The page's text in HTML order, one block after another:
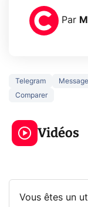
Par
Telegram
Comparer
Vidéos
3 écrans
319€ ?
Vous êtes un